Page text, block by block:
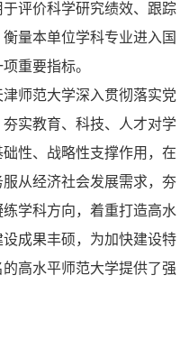
评价科学研究绩效、跟踪
量本单位学科专业进入国
重要指标。
师范大学深入贯彻落实党
实教育、科技、人才对学
性、战略性支撑作用，在
从经济社会发展需求，夯
学科方向，着重打造高水
成果丰硕，为加快建设特
高水平师范大学提供了强